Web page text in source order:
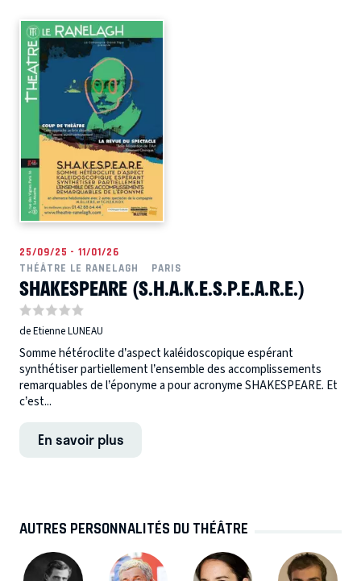
25/09/25 - 11/01/26
THÉÂTRE LE RANELAGH
PARIS
SHAKESPEARE (S.H.A.K.E.S.P.E.A.R.E.)
de Etienne LUNEAU
Somme hétéroclite d’aspect kaléidoscopique espérant
synthétiser partiellement l’ensemble des accomplissements
remarquables de l’éponyme a pour acronyme SHAKESPEARE. Et
c’est...
En savoir plus
AUTRES PERSONNALITÉS DU THÉÂTRE